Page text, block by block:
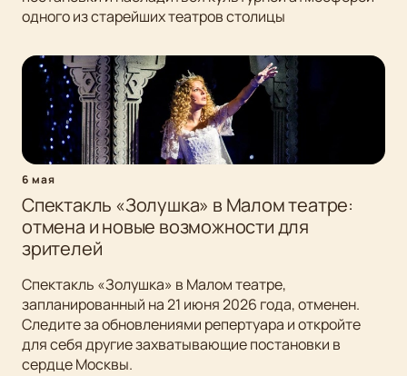
одного из старейших театров столицы
6 мая
Спектакль «Золушка» в Малом театре:
отмена и новые возможности для
зрителей
Спектакль «Золушка» в Малом театре,
запланированный на 21 июня 2026 года, отменен.
Следите за обновлениями репертуара и откройте
для себя другие захватывающие постановки в
сердце Москвы.